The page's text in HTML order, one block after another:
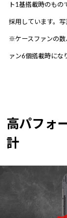
ト1基搭載時のも
採用しています。写
※ケースファンの数
ァン6個搭載時にな
高パフォ
計